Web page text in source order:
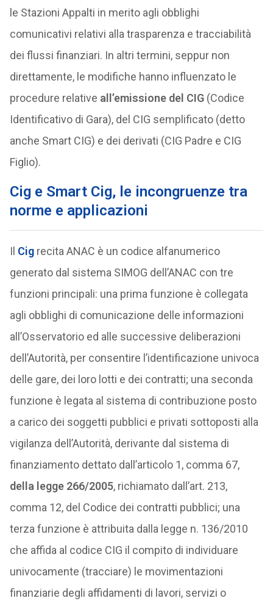
le Stazioni Appalti in merito agli obblighi
comunicativi relativi alla trasparenza e tracciabilità
dei flussi finanziari. In altri termini, seppur non
direttamente, le modifiche hanno influenzato le
procedure relative all’emissione del CIG(Codice
Identificativo di Gara), del CIG semplificato (detto
anche Smart CIG) e dei derivati (CIG Padre e CIG
Figlio).
Cig e Smart Cig, le incongruenze tra
norme e applicazioni
Il Cigrecita ANAC è un codice alfanumerico
generato dal sistema SIMOG dell’ANAC con tre
funzioni principali: una prima funzione è collegata
agli obblighi di comunicazione delle informazioni
all’Osservatorio ed alle successive deliberazioni
dell’Autorità, per consentire l’identificazione univoca
delle gare, dei loro lotti e dei contratti; una seconda
funzione è legata al sistema di contribuzione posto
a carico dei soggetti pubblici e privati sottoposti alla
vigilanza dell’Autorità, derivante dal sistema di
finanziamento dettato dall’articolo 1, comma 67,
della legge 266/2005, richiamato dall’art. 213,
comma 12, del Codice dei contratti pubblici; una
terza funzione è attribuita dalla legge n. 136/2010
che affida al codice CIG il compito di individuare
univocamente (tracciare) le movimentazioni
finanziarie degli affidamenti di lavori, servizi o